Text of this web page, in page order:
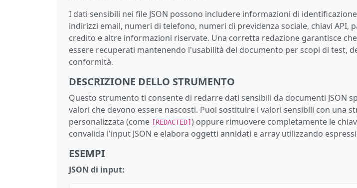
I dati sensibili nei file JSON possono includere informazioni di
indirizzi email, numeri di telefono, numeri di previdenza sociale, chiavi API,
credito e altre informazioni riservate. Una corretta redazione garantisce
essere recuperati mantenendo l'usabilità del documento per scopi di test,
conformità.
DESCRIZIONE DELLO STRUMENTO
Questo strumento ti consente di redarre dati sensibili da documenti JSON
valori che devono essere nascosti. Puoi sostituire i valori sensibili con una
personalizzata (come [REDACTED] ) oppure rimuovere completamente le
convalida l'input JSON e elabora oggetti annidati e array utilizzando
ESEMPI
JSON di input: